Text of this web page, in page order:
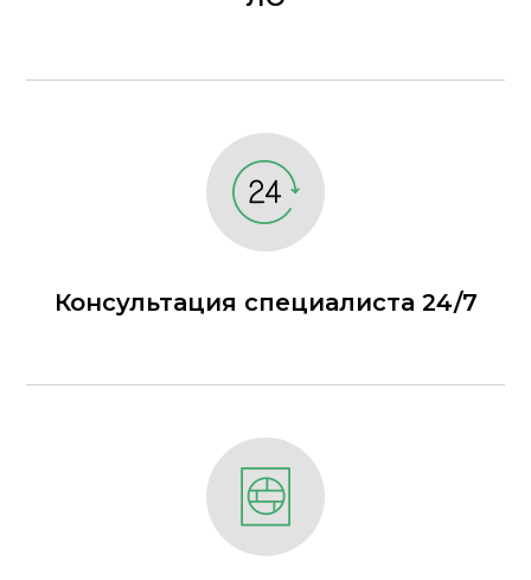
Консультация специалиста 24/7